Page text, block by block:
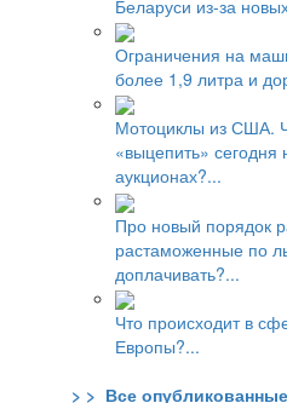
Беларуси из-за
Ограничения на
более 1,9 литра и
Мотоциклы из США.
«выцепить» сегодня
аукционах?...
Про новый порядок
растаможенные по
доплачивать?...
Что происходит в
Европы?...
> > Все